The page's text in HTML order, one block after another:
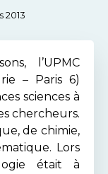
2013
l’UPMC
– Paris 6)
sciences à
chercheurs.
de chimie,
Lors
était à